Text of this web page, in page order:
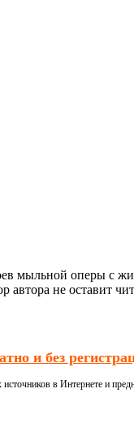
мыльной оперы с
автора не оставит
и без
в Интернете и